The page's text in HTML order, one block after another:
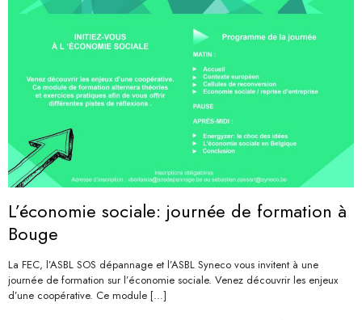
L’économie sociale: journée de formation à
Bouge
La FEC, l’ASBL SOS dépannage et l’ASBL Syneco vous invitent à une
journée de formation sur l’économie sociale. Venez découvrir les enjeux
d’une coopérative. Ce module […]